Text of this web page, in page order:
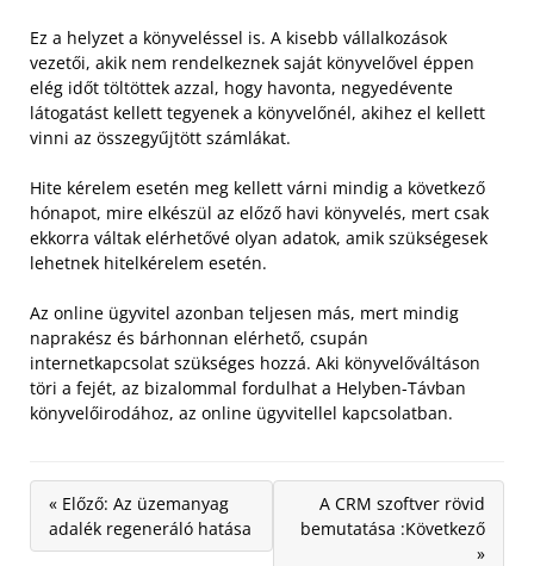
Ez a helyzet a könyveléssel is. A kisebb vállalkozások
vezetői, akik nem rendelkeznek saját könyvelővel éppen
elég időt töltöttek azzal, hogy havonta, negyedévente
látogatást kellett tegyenek a könyvelőnél, akihez el kellett
vinni az összegyűjtött számlákat.
Hite kérelem esetén meg kellett várni mindig a következő
hónapot, mire elkészül az előző havi könyvelés, mert csak
ekkorra váltak elérhetővé olyan adatok, amik szükségesek
lehetnek hitelkérelem esetén.
Az online ügyvitel azonban teljesen más, mert mindig
naprakész és bárhonnan elérhető, csupán
internetkapcsolat szükséges hozzá. Aki könyvelőváltáson
töri a fejét, az bizalommal fordulhat a Helyben-Távban
könyvelőirodához, az online ügyvitellel kapcsolatban.
« Előző: Az üzemanyag
adalék regeneráló hatása
A CRM szoftver rövid
bemutatása :Következő
»